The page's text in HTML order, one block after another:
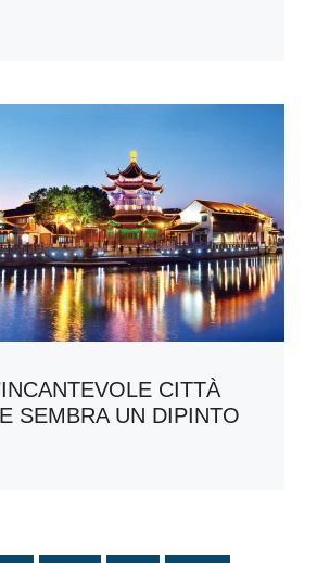
CITTÀ
SEMBRA UN DIPINTO